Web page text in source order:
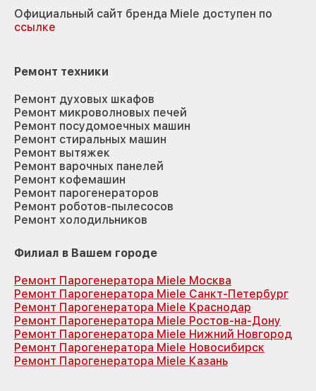
Официальный сайт бренда Miele доступен по
ссылке
Ремонт техники
Ремонт духовых шкафов
Ремонт микроволновых печей
Ремонт посудомоечных машин
Ремонт стиральных машин
Ремонт вытяжек
Ремонт варочных панелей
Ремонт кофемашин
Ремонт парогенераторов
Ремонт роботов-пылесосов
Ремонт холодильников
Филиал в Вашем городе
Ремонт Парогенератора Miele Москва
Ремонт Парогенератора Miele Санкт-Петербург
Ремонт Парогенератора Miele Краснодар
Ремонт Парогенератора Miele Ростов-на-Дону
Ремонт Парогенератора Miele Нижний Новгород
Ремонт Парогенератора Miele Новосибирск
Ремонт Парогенератора Miele Казань